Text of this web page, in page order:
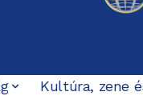
Kultúra, zene